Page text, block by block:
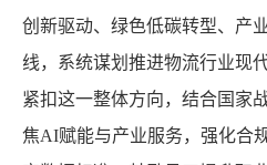
创新驱动、绿色低碳转型、产
线，系统谋划推进物流行业现
紧扣这一整体方向，结合国家
焦AI赋能与产业服务，强化合